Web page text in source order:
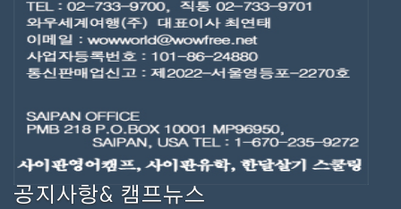
공지사항& 캠프뉴스